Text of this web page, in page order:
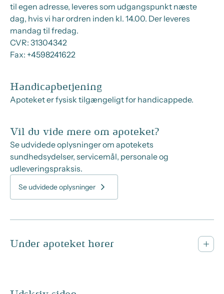
til egen adresse, leveres som udgangspunkt næste
dag, hvis vi har ordren inden kl. 14.00. Der leveres
mandag til fredag.
CVR: 31304342
Fax: +4598241622
Handicapbetjening
Apoteket er fysisk tilgængeligt for handicappede.
Vil du vide mere om apoteket?
Se udvidede oplysninger om apotekets
sundhedsydelser, servicemål, personale og
udleveringspraksis.
Se udvidede oplysninger
Under apoteket hører